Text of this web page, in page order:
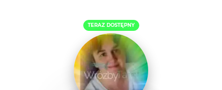
TERAZ DOSTĘPNY